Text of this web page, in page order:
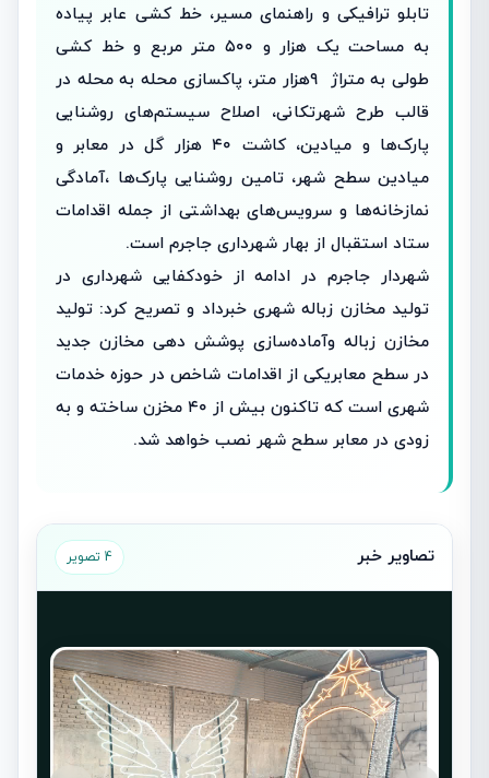
تابلو ترافیکی و راهنمای مسیر، خط کشی عابر پیاده
به مساحت یک هزار و ۵۰۰ متر مربع و خط کشی
طولی به متراژ ۹هزار متر، پاکسازی محله به محله در
قالب طرح شهرتکانی، اصلاح سيستم‌های روشنايی
پارک‌ها و ميادين، کاشت ۴۰ هزار گل در معابر و
میادین سطح شهر، تامین روشنایی پارک‌ها ،آمادگی
نمازخانه‌ها و سرویس‌های بهداشتی از جمله اقدامات
ستاد استقبال از بهار شهرداری جاجرم است.
شهردار جاجرم در ادامه از خودکفایی شهرداری در
تولید مخازن زباله شهری خبرداد و تصریح کرد: تولید
مخازن زباله وآماده‌سازی پوشش دهی مخازن جدید
در سطح معابریکی از اقدامات شاخص در حوزه خدمات
شهری است که تاکنون بیش از ۴۰ مخزن ساخته و به
زودی در معابر سطح شهر نصب خواهد شد.
تصاویر خبر 4 تصویر